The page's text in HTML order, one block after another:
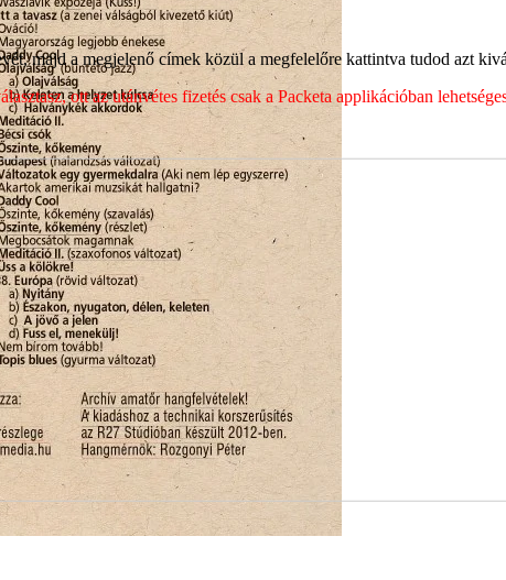
majd a megjelenő címek közül a megfelelőre kattintva tudod azt
ott az utánvétes fizetés csak a Packeta applikációban